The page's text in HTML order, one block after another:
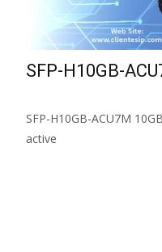
SFP-H10GB-
SFP-H10GB-ACU7M
active